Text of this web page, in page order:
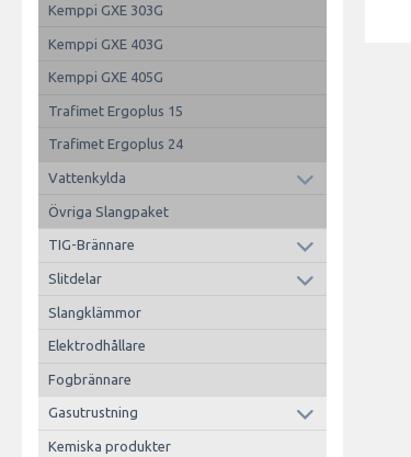
Kemppi GXE 303G
Kemppi GXE 403G
Kemppi GXE 405G
Trafimet Ergoplus 15
Trafimet Ergoplus 24
Vattenkylda
Övriga Slangpaket
TIG-Brännare
Slitdelar
Slangklämmor
Elektrodhållare
Fogbrännare
Gasutrustning
Kemiska produkter